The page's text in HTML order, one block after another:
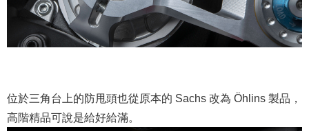
位於三角台上的防甩頭也從原本的 Sachs 改為 Öhlins 製品，
高階精品可說是給好給滿。